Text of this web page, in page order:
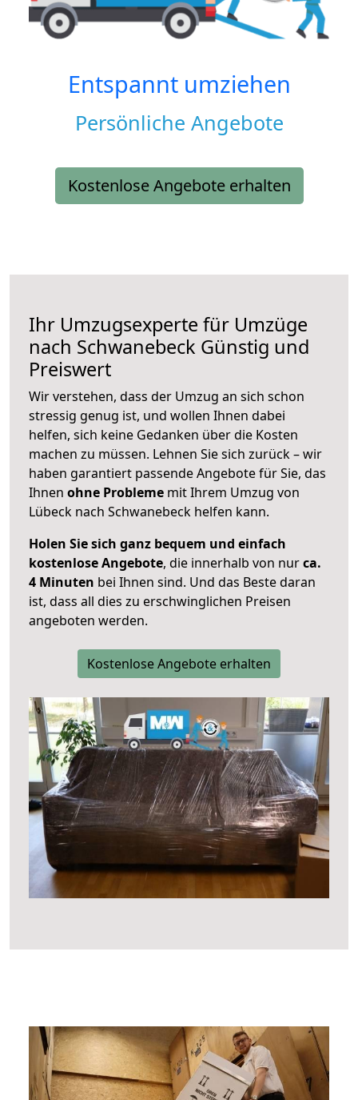
Entspannt umziehen
Persönliche Angebote
Kostenlose Angebote erhalten
Ihr Umzugsexperte für Umzüge
nach Schwanebeck Günstig und
Preiswert
Wir verstehen, dass der Umzug an sich schon
stressig genug ist, und wollen Ihnen dabei
helfen, sich keine Gedanken über die Kosten
machen zu müssen. Lehnen Sie sich zurück – wir
haben garantiert passende Angebote für Sie, das
Ihnen ohne Probleme mit Ihrem Umzug von
Lübeck nach Schwanebeck helfen kann.
Holen Sie sich ganz bequem und einfach
kostenlose Angebote, die innerhalb von nurca.
4 Minuten bei Ihnen sind. Und das Beste daran
ist, dass all dies zu erschwinglichen Preisen
angeboten werden.
Kostenlose Angebote erhalten